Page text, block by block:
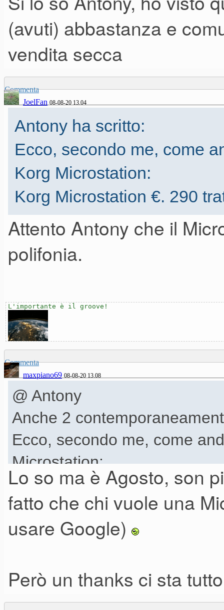
(avuti) abbastanza e
vendita secca
Commenta
JoelFan 08-08-20 13.04
Antony ha scritto:
Ecco, secondo me, come
Korg Microstation:
Korg Microstation €. 290
Attento Antony che il
polifonia.
L'importante è il groove!
Commenta
maxpiano69 08-08-20 13.08
@ Antony
Anche 2
Ecco, secondo me, come
Microstation:
Korg Microstation €. 290
Lo so ma è Agosto, son
fatto che chi vuole una
usare Google)
Però un thanks ci sta